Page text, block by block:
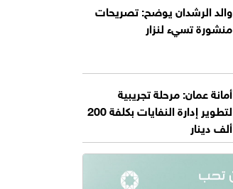
والد الرشدان يوضح: تصريحات
منشورة تسيء لنزار
أمانة عمان: مرحلة تجريبية
لتطوير إدارة النفايات بكلفة 200
ألف دينار